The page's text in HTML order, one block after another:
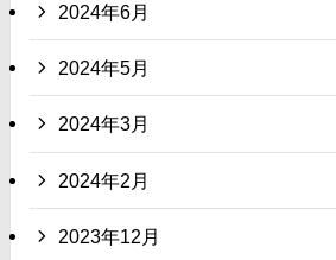
2024年6月
2024年5月
2024年3月
2024年2月
2023年12月